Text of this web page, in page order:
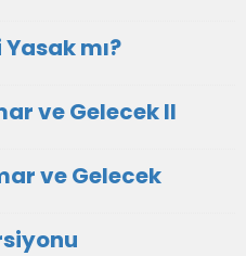
mı?
ve Gelecek II
ve Gelecek